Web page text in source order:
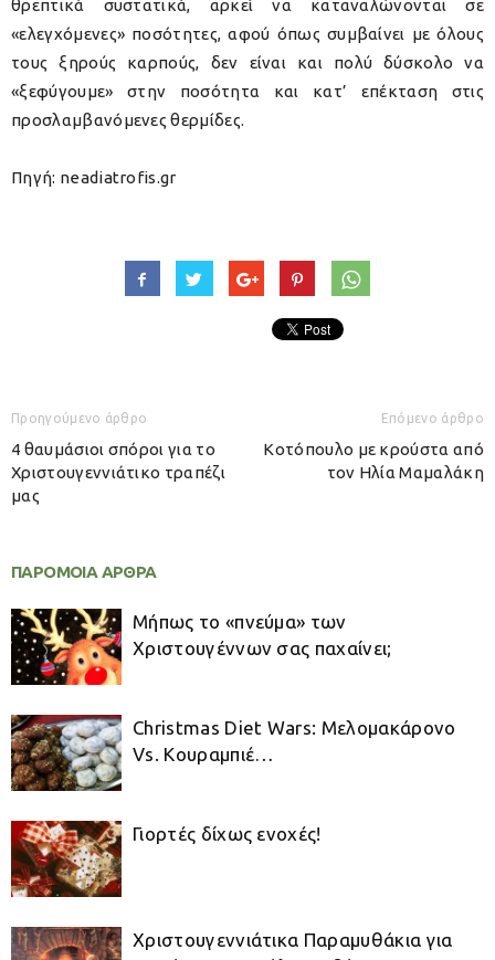
θρεπτικά συστατικά, αρκεί να καταναλώνονται σε
«ελεγχόμενες» ποσότητες, αφού όπως συμβαίνει με όλους
τους ξηρούς καρπούς, δεν είναι και πολύ δύσκολο να
«ξεφύγουμε» στην ποσότητα και κατ’ επέκταση στις
προσλαμβανόμενες θερμίδες.
Πηγή: neadiatrofis.gr
Προηγούμενο άρθρο
4 θαυμάσιοι σπόροι για το
Χριστουγεννιάτικο τραπέζι
μας
Επόμενο άρθρο
Κοτόπουλο με κρούστα από
τον Ηλία Μαμαλάκη
ΠΑΡΟΜΟΙΑ ΑΡΘΡΑ
Μήπως το «πνεύμα» των
Χριστουγέννων σας παχαίνει;
Christmas Diet Wars: Μελομακάρονο
Vs. Κουραμπιέ…
Γιορτές δίχως ενοχές!
Χριστουγεννιάτικα Παραμυθάκια για